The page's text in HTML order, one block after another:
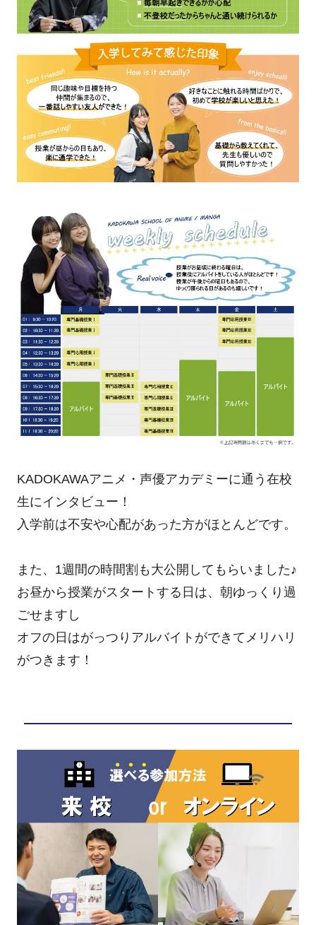
KADOKAWAアニメ・声優アカデミーに通う在校
生にインタビュー！
入学前は不安や心配があった方がほとんどです。
また、1週間の時間割も大公開してもらいました♪
お昼から授業がスタートする日は、朝ゆっくり過
ごせますし
オフの日はがっつりアルバイトができてメリハリ
がつきます！